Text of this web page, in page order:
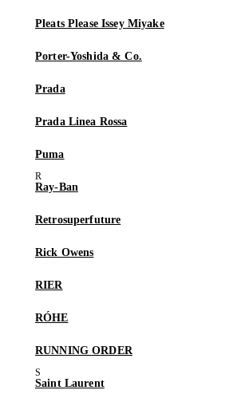
Pleats Please Issey Miyake
Porter-Yoshida & Co.
Prada
Prada Linea Rossa
Puma
Ray-Ban
Retrosuperfuture
Rick Owens
RIER
RÓHE
RUNNING ORDER
Saint Laurent